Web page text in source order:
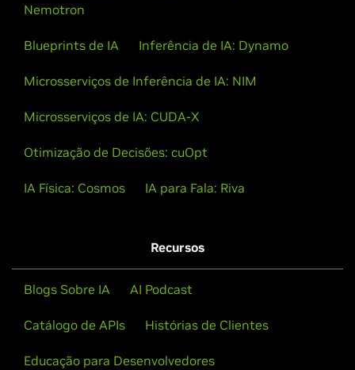
Como Aproveitar ao Máximo o NVIDIA AI
Generativa
Saiba como usar o NVIDIA AI Workbench como ponto
focal em workflows de IA generativa. Explicaremos
como outros elementos do NVIDIA AI Enterprise
interoperam com o AI Workbench.
Assista à Sessão On Demand
Modelos de IA Generativa, RAG e LLMs
esclarecedora do NVIDIA AI Workbench em ação,
Assista Agora
Ver Todos os Vídeos
Nemotron
Blueprints de IA Inferência de IA: Dynamo
Microsserviços de Inferência de IA: NIM
Microsserviços de IA: CUDA-X
Otimização de Decisões: cuOpt
IA Física: Cosmos IA para Fala: Riva
Recursos
Blogs Sobre IA AI Podcast
Catálogo de APIs Histórias de Clientes
Educação para Desenvolvedores